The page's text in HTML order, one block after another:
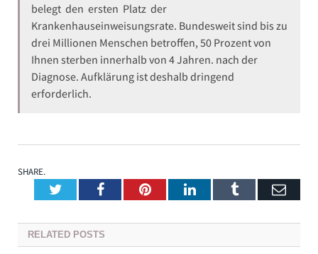
belegt den ersten Platz der
Krankenhauseinweisungsrate. Bundesweit sind bis zu
drei Millionen Menschen betroffen, 50 Prozent von
Ihnen sterben innerhalb von 4 Jahren. nach der
Diagnose. Aufklärung ist deshalb dringend
erforderlich.
SHARE.
TwitterFacebookPinterestLinkedInTumblr
RELATED POSTS